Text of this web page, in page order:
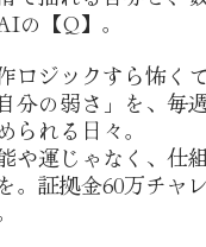
の【Q】。
ロジックすら怖く
自分の弱さ」を、毎
られる日々。
や運じゃなく、仕
。証拠金60万チャ